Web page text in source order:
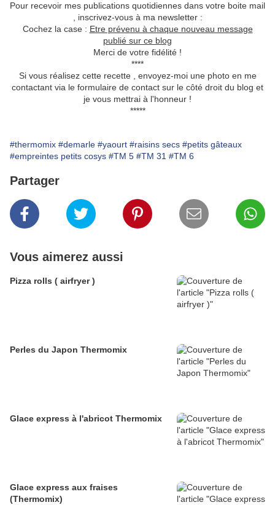
Pour recevoir mes publications quotidiennes dans votre boite mail
, inscrivez-vous à ma newsletter :
Cochez la case : Etre prévenu à chaque nouveau message
publié sur ce blog
Merci de votre fidélité !
****
Si vous réalisez cette recette , envoyez-moi une photo en me
contactant via le formulaire de contact sur le côté droit du blog et
je vous mettrai à l'honneur !
*****
#thermomix #demarle #yaourt #raisins secs #petits gâteaux
#empreintes petits cosys #TM 5 #TM 31 #TM 6
Partager
Vous aimerez aussi
Pizza rolls ( airfryer )
Perles du Japon Thermomix
Glace express à l'abricot Thermomix
Glace express aux fraises
(Thermomix)